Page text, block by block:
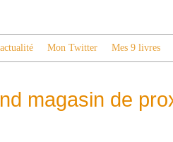
Mon Twitter Mes 9 livres
magasin de